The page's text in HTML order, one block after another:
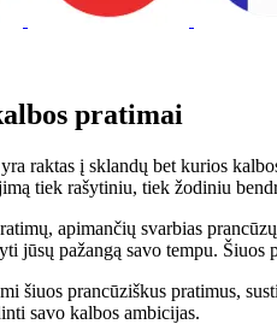
pratimai
raktas į sklandų bet kurios
tiek rašytiniu, tiek žodiniu
apimančių svarbias
jūsų pažangą savo tempu.
šiuos prancūziškus pratimus,
savo kalbos ambicijas.